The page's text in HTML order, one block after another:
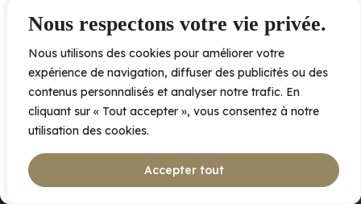
Nous respectons votre vie privée.
Nous utilisons des cookies pour améliorer votre
expérience de navigation, diffuser des publicités ou des
contenus personnalisés et analyser notre trafic. En
cliquant sur « Tout accepter », vous consentez à notre
utilisation des cookies.
Accepter tout
et fonctions.
Accepter
Refuser